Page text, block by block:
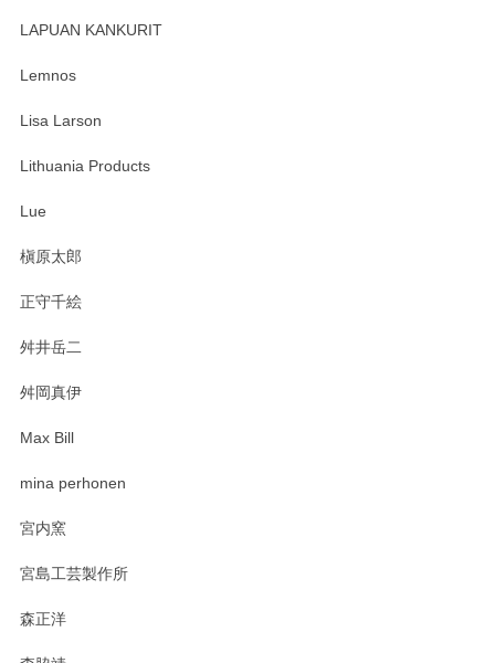
LAPUAN KANKURIT
Lemnos
Lisa Larson
Lithuania Products
Lue
槇原太郎
正守千絵
舛井岳二
舛岡真伊
Max Bill
mina perhonen
宮内窯
宮島工芸製作所
森正洋